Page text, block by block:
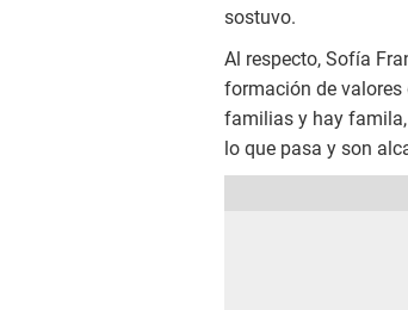
sostuvo.
Al respecto, Sofía
formación de valores
familias y hay
lo que pasa y son